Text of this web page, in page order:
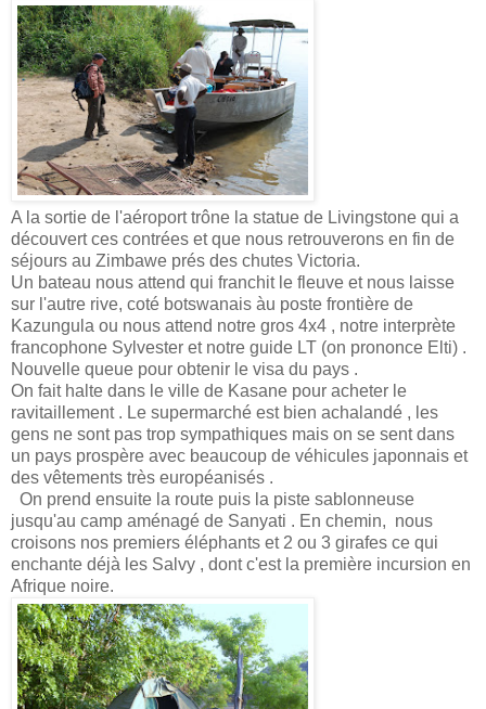
A la sortie de l'aéroport trône la statue de Livingstone qui a
découvert ces contrées et que nous retrouverons en fin de
séjours au Zimbawe prés des chutes Victoria.
Un bateau nous attend qui franchit le fleuve et nous laisse
sur l'autre rive, coté botswanais àu poste frontière de
Kazungula ou nous attend notre gros 4x4 , notre interprète
francophone Sylvester et notre guide LT (on prononce Elti) .
Nouvelle queue pour obtenir le visa du pays .
On fait halte dans le ville de Kasane pour acheter le
ravitaillement . Le supermarché est bien achalandé , les
gens ne sont pas trop sympathiques mais on se sent dans
un pays prospère avec beaucoup de véhicules japonnais et
des vêtements très européanisés .
On prend ensuite la route puis la piste sablonneuse
jusqu'au camp aménagé de Sanyati . En chemin, nous
croisons nos premiers éléphants et 2 ou 3 girafes ce qui
enchante déjà les Salvy , dont c'est la première incursion en
Afrique noire.